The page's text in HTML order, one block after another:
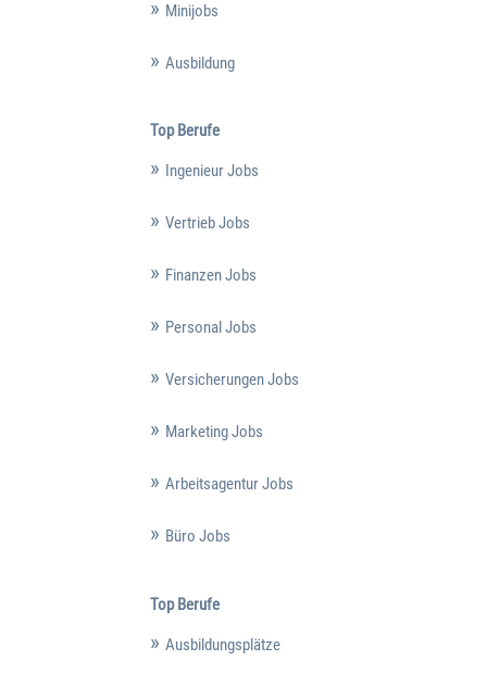
Minijobs
Ausbildung
Top Berufe
Ingenieur Jobs
Vertrieb Jobs
Finanzen Jobs
Personal Jobs
Versicherungen Jobs
Marketing Jobs
Arbeitsagentur Jobs
Büro Jobs
Top Berufe
Ausbildungsplätze